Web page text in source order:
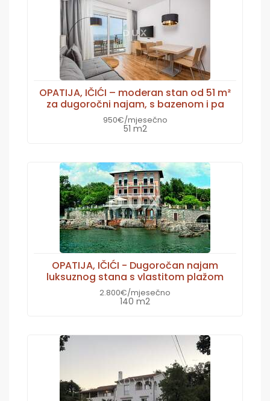
OPATIJA, IČIĆI – moderan stan od 51 m²
za dugoročni najam, s bazenom i pa
950€/mjesečno
51 m2
OPATIJA, IČIĆI - Dugoročan najam
luksuznog stana s vlastitom plažom
2.800€/mjesečno
140 m2